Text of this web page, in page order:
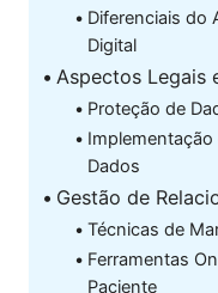
Diferenciais do
Digital
Aspectos Legais
Proteção de
Dados
Gestão de
Técnicas de
Ferramentas
Paciente